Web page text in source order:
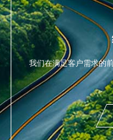
我们在满足客户需求的